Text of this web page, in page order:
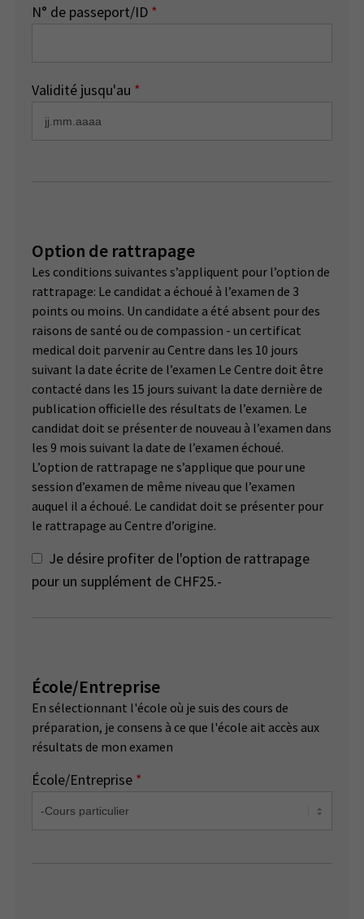
N° de passeport/ID *
Validité jusqu'au *
Option de rattrapage
Les conditions suivantes s’appliquent pour l’option de
rattrapage: Le candidat a échoué à l’examen de 3
points ou moins. Un candidate a été absent pour des
raisons de santé ou de compassion - un certificat
medical doit parvenir au Centre dans les 10 jours
suivant la date écrite de l’examen Le Centre doit être
contacté dans les 15 jours suivant la date dernière de
publication officielle des résultats de l’examen. Le
candidat doit se présenter de nouveau à l’examen dans
les 9 mois suivant la date de l’examen échoué.
L’option de rattrapage ne s’applique que pour une
session d’examen de même niveau que l’examen
auquel il a échoué. Le candidat doit se présenter pour
le rattrapage au Centre d’origine.
Je désire profiter de l'option de rattrapage
pour un supplément de CHF25.-
École/Entreprise
En sélectionnant l'école où je suis des cours de
préparation, je consens à ce que l'école ait accès aux
résultats de mon examen
École/Entreprise *